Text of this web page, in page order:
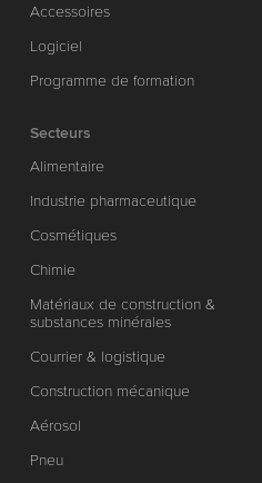
Accessoires
Logiciel
Programme de formation
Secteurs
Alimentaire
Industrie pharmaceutique
Cosmétiques
Chimie
Matériaux de construction &
substances minérales
Courrier & logistique
Construction mécanique
Aérosol
Pneu